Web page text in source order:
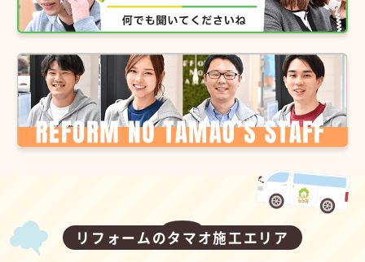
リフォームのタマオ施工エリア